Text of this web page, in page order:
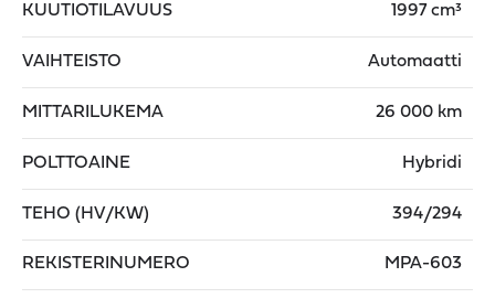
KUUTIOTILAVUUS 1997 cm³
VAIHTEISTO Automaatti
MITTARILUKEMA 26 000 km
POLTTOAINE Hybridi
TEHO (HV/KW) 394/294
REKISTERINUMERO MPA-603